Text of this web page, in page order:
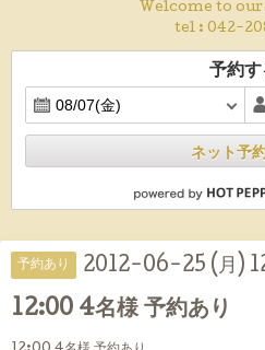
Welcome to
tel : 042-
予約す
ネット予
予約あり 2012-06-25 (月)
12:00 4名様 予約あり